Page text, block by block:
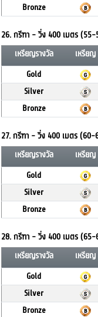
Bronze
26. กรีฑา - วิ่ง 400 เมตร (55-
เหรียญรางวัล
เหรียญ
Gold
Silver
Bronze
27. กรีฑา - วิ่ง 400 เมตร (60-
เหรียญรางวัล
เหรียญ
Gold
Silver
Bronze
28. กรีฑา - วิ่ง 400 เมตร (65-
เหรียญรางวัล
เหรียญ
Gold
Silver
Bronze